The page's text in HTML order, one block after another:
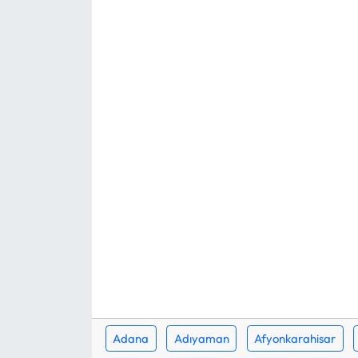
Adana Adıyaman Afyonkarahisar
Mektup Galeri